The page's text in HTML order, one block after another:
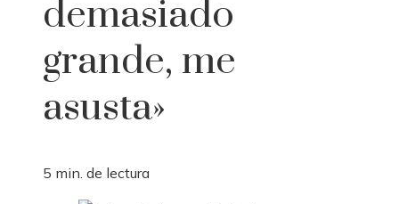
demasiado
grande, me
asusta»
5 min. de lectura